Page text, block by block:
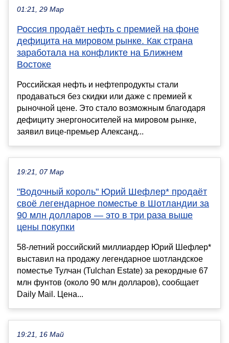
01:21, 29 Мар
Россия продаёт нефть с премией на фоне
дефицита на мировом рынке. Как страна
заработала на конфликте на Ближнем
Востоке
Российская нефть и нефтепродукты стали
продаваться без скидки или даже с премией к
рыночной цене. Это стало возможным благодаря
дефициту энергоносителей на мировом рынке,
заявил вице-премьер Александ...
19:21, 07 Мар
"Водочный король" Юрий Шефлер* продаёт
своё легендарное поместье в Шотландии за
90 млн долларов — это в три раза выше
цены покупки
58-летний российский миллиардер Юрий Шефлер*
выставил на продажу легендарное шотландское
поместье Тулчан (Tulchan Estate) за рекордные 67
млн фунтов (около 90 млн долларов), сообщает
Daily Mail. Цена...
19:21, 16 Май